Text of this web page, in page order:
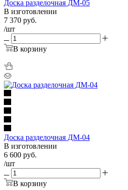
Доска разделочная ДМ-05
В изготовлении
7 370 руб.
/шт
В корзину
Доска разделочная ДМ-04
В изготовлении
6 600 руб.
/шт
В корзину